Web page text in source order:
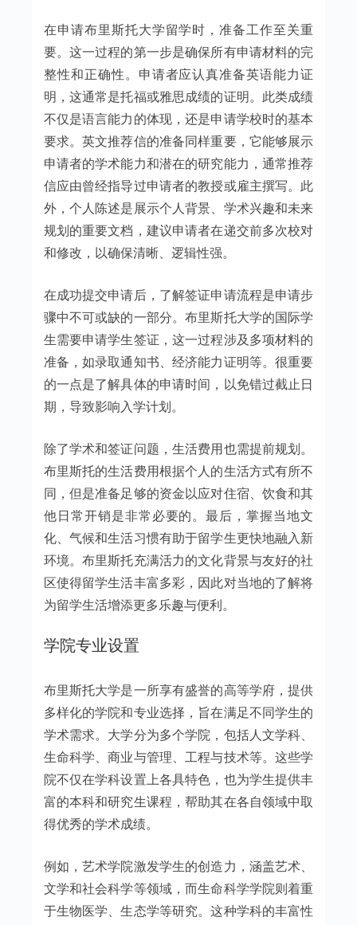
在申请布里斯托大学留学时，准备工作至关重
要。这一过程的第一步是确保所有申请材料的完
整性和正确性。申请者应认真准备英语能力证
明，这通常是托福或雅思成绩的证明。此类成绩
不仅是语言能力的体现，还是申请学校时的基本
要求。英文推荐信的准备同样重要，它能够展示
申请者的学术能力和潜在的研究能力，通常推荐
信应由曾经指导过申请者的教授或雇主撰写。此
外，个人陈述是展示个人背景、学术兴趣和未来
规划的重要文档，建议申请者在递交前多次校对
和修改，以确保清晰、逻辑性强。
在成功提交申请后，了解签证申请流程是申请步
骤中不可或缺的一部分。布里斯托大学的国际学
生需要申请学生签证，这一过程涉及多项材料的
准备，如录取通知书、经济能力证明等。很重要
的一点是了解具体的申请时间，以免错过截止日
期，导致影响入学计划。
除了学术和签证问题，生活费用也需提前规划。
布里斯托的生活费用根据个人的生活方式有所不
同，但是准备足够的资金以应对住宿、饮食和其
他日常开销是非常必要的。最后，掌握当地文
化、气候和生活习惯有助于留学生更快地融入新
环境。布里斯托充满活力的文化背景与友好的社
区使得留学生活丰富多彩，因此对当地的了解将
为留学生活增添更多乐趣与便利。
学院专业设置
布里斯托大学是一所享有盛誉的高等学府，提供
多样化的学院和专业选择，旨在满足不同学生的
学术需求。大学分为多个学院，包括人文学科、
生命科学、商业与管理、工程与技术等。这些学
院不仅在学科设置上各具特色，也为学生提供丰
富的本科和研究生课程，帮助其在各自领域中取
得优秀的学术成绩。
例如，艺术学院激发学生的创造力，涵盖艺术、
文学和社会科学等领域，而生命科学学院则着重
于生物医学、生态学等研究。这种学科的丰富性